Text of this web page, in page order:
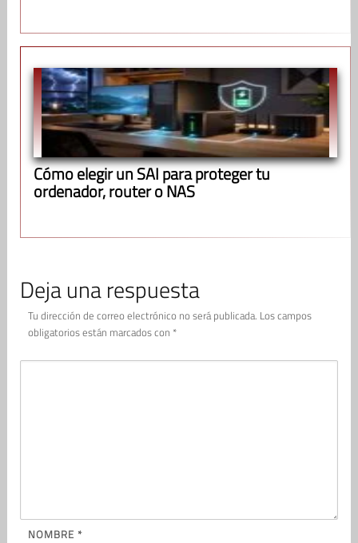
Cómo elegir un SAI para proteger tu
ordenador, router o NAS
Deja una respuesta
Tu dirección de correo electrónico no será publicada. Los campos
obligatorios están marcados con *
NOMBRE *